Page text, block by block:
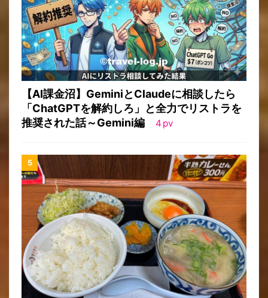
【AI課金沼】GeminiとClaudeに相談したら
「ChatGPTを解約しろ」と全力でリストラを
推奨された話～Gemini編
4 pv